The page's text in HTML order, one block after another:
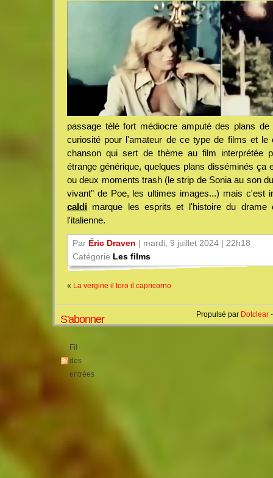
passage télé fort médiocre amputé des plans
curiosité pour l'amateur de ce type de films et le
chanson qui sert de thème au film interprétée
étrange générique, quelques plans disséminés ça
ou deux moments trash (le strip de Sonia au son
vivant" de Poe, les ultimes images...) mais c'est
caldi marque les esprits et l'histoire du drame
l'italienne.
Par Éric Draven | mardi, 9 juillet 2024 | 22h18
Catégorie Les films
« La vergine il toro il capricorno
S'abonner
Fil
des
entrées
Propulsé par Dotclear